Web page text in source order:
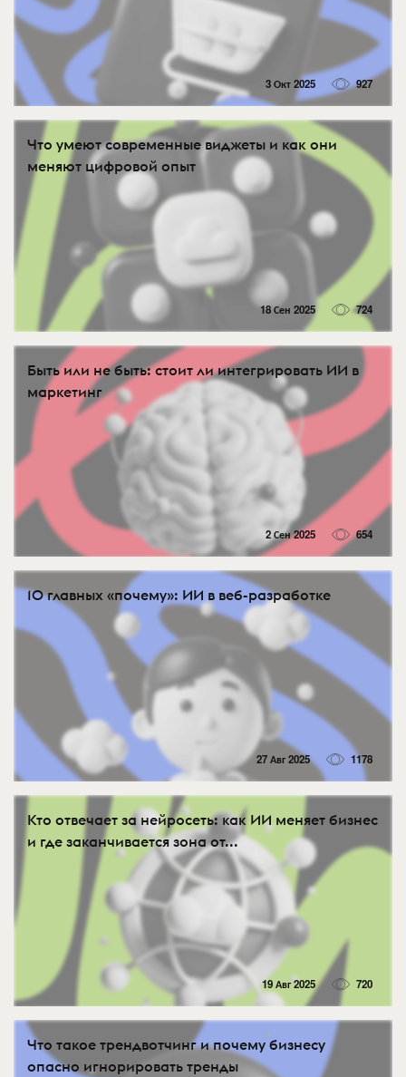
3 Окт 2025 927
Что умеют современные виджеты и как они
меняют цифровой опыт
18 Сен 2025 724
Быть или не быть: стоит ли интегрировать ИИ в
маркетинг
2 Сен 2025 654
10 главных «почему»: ИИ в веб-разработке
27 Авг 2025 1178
Кто отвечает за нейросеть: как ИИ меняет бизнес
и где заканчивается зона от...
19 Авг 2025 720
Что такое трендвотчинг и почему бизнесу
опасно игнорировать тренды